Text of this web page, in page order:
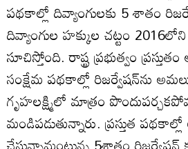
పథకాల్లో దివ్యాంగులకు 5 శాతం
దివ్యాంగుల హక్కుల చట్టం
సూచిస్తోంది. రాష్ట్ర ప్రభుత్వం
సంక్షేమ పథకాల్లో రిజర్వేషన్‌ను
గృహలక్ష్మిలో మాత్రం
మండిపడుతున్నారు. ప్రస్తుత